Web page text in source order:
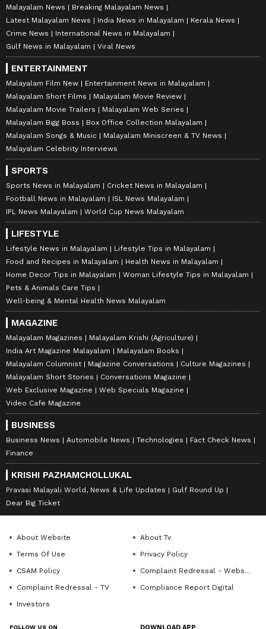
Malayalam News
Breaking Malayalam News
Latest Malayalam News
India News in Malayalam
Kerala News
Crime News
International News in Malayalam
Gulf News in Malayalam
Viral News
ENTERTAINMENT
Malayalam Film New
Entertainment News in Malayalam
Malayalam Short Films
Malayalam Movie Review
Malayalam Movie Trailers
Malayalam Web Series
Malayalam Bigg Boss
Box Office Collection Malayalam
Malayalam Songs & Music
Malayalam Miniscreen & TV News
Malayalam Celebrity Interviews
SPORTS
Sports News in Malayalam
Cricket News in Malayalam
Football News in Malayalam
ISL News Malayalam
IPL News Malayalam
World Cup News Malayalam
LIFESTYLE
Lifestyle News in Malayalam
Lifestyle Tips in Malayalam
Food and Recipes in Malayalam
Health News in Malayalam
Home Decor Tips in Malayalam
Woman Lifestyle Tips in Malayalam
Pets & Animals Care Tips
Well-being & Mental Health News Malayalam
MAGAZINE
Malayalam Magazines
Malayalam Krishi (Agriculture)
India Art Magazine Malayalam
Malayalam Books
Malayalam Columnist
Magazine Conversations
Culture Magazines
Malayalam Short Stories
Conversations Magazine
Web Exclusive Magazine
Web Specials Magazine
Video Cafe Magazine
BUSINESS
Business News Automobile News Technologies
Fact Check News
Finance
KRISHI PAZHAMCHOLLUKAL
Pravasi Malayali World, News & Life Updates
Gulf Round Up
Dear Big Ticket
About Website
About Tv
Terms Of Use
Privacy Policy
CSAM Policy
Complaint Redressal - Website
Complaint Redressal - TV
Compliance Report Digital
Investors
FOLLOW US ON DOWNLOAD APP